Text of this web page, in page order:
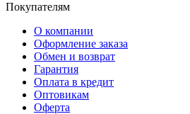
Покупателям
О компании
Оформление заказа
Обмен и возврат
Гарантия
Оплата в кредит
Оптовикам
Оферта